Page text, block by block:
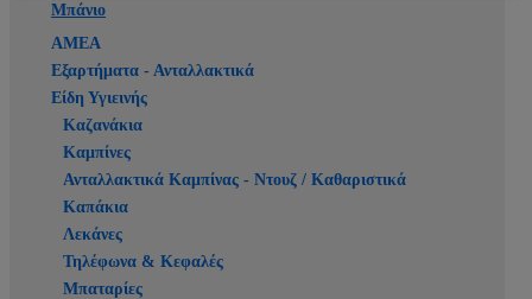
Μπάνιο
ΑΜΕΑ
Εξαρτήματα - Ανταλλακτικά
Είδη Υγιεινής
Καζανάκια
Καμπίνες
Ανταλλακτικά Καμπίνας - Ντουζ / Καθαριστικά
Καπάκια
Λεκάνες
Τηλέφωνα & Κεφαλές
Μπαταρίες